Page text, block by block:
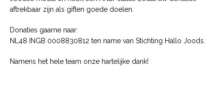
aftrekbaar zijn als giften goede doelen.
Donaties gaarne naar:
NL48 INGB 0008830812 ten name van Stichting Hallo Joods.
Namens het hele team onze hartelijke dank!